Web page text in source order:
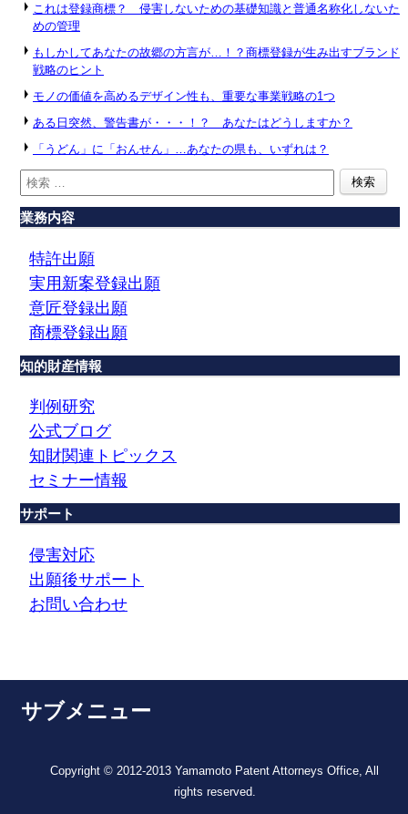
これは登録商標？ 侵害しないための基礎知識と普通名称化しないた
めの管理
もしかしてあなたの故郷の方言が…！？商標登録が生み出すブランド
戦略のヒント
モノの価値を高めるデザイン性も、重要な事業戦略の1つ
ある日突然、警告書が・・・！？ あなたはどうしますか？
「うどん」に「おんせん」…あなたの県も、いずれは？
業務内容
特許出願
実用新案登録出願
意匠登録出願
商標登録出願
知的財産情報
判例研究
公式ブログ
知財関連トピックス
セミナー情報
サポート
侵害対応
出願後サポート
お問い合わせ
サブメニュー
Copyright © 2012-2013 Yamamoto Patent Attorneys Office, All
rights reserved.